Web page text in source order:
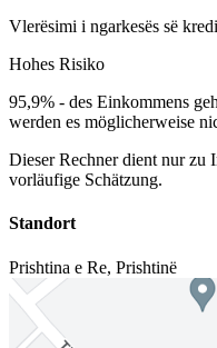
Vlerësimi i ngarkesës së
Hohes Risiko
95,9% - des Einkommens
werden es möglicherweise
Dieser Rechner dient nur zu
vorläufige Schätzung.
Standort
Prishtina e Re, Prishtinë